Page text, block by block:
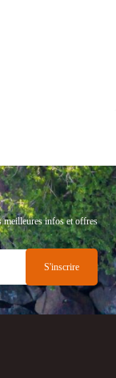
meilleures infos et offres